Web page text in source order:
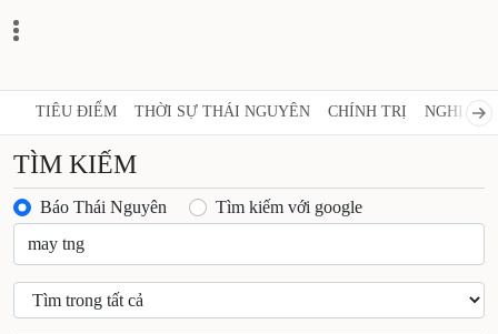
TIÊU ĐIỂM THỜI SỰ THÁI NGUYÊN CHÍNH TRỊ NGHỊ
TÌM KIẾM
Báo Thái Nguyên Tìm kiếm với google